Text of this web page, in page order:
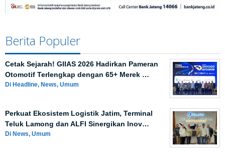
Berita Populer
Cetak Sejarah! GIIAS 2026 Hadirkan Pameran
Otomotif Terlengkap dengan 65+ Merek …
Di Headline, News, Umum
Perkuat Ekosistem Logistik Jatim, Terminal
Teluk Lamong dan ALFI Sinergikan Inov…
Di News, Umum